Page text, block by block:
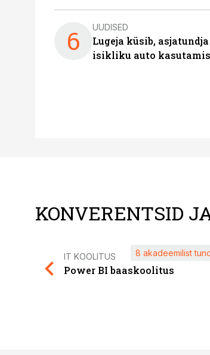
6 UUDISED
Lugeja küsib,
isikliku auto
KONVERENTSID
IT KOOLITUS
Power BI baaskoolitus
8 akadeemilist